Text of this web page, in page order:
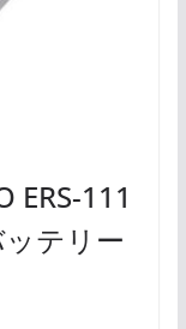
ERS-111
テリー